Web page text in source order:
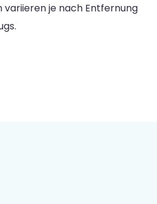
variieren je nach Entfernung